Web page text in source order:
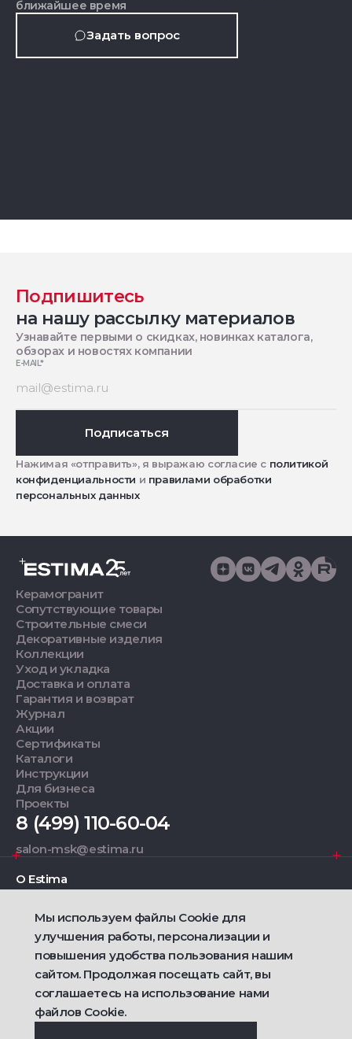
ближайшее время
Задать вопрос
Подпишитесь
на нашу рассылку материалов
Узнавайте первыми о скидках, новинках каталога,
обзорах и новостях компании
E-MAIL*
Подписаться
Нажимая «отправить», я выражаю согласие с политикой
конфиденциальности и правилами обработки
персональных данных
Керамогранит
Сопутствующие товары
Строительные смеси
Декоративные изделия
Коллекции
Уход и укладка
Доставка и оплата
Гарантия и возврат
Журнал
Акции
Сертификаты
Каталоги
Инструкции
Для бизнеса
Проекты
8 (499) 110-60-04
salon-msk@estima.ru
О Estima
Дизайнерам
Фирменные салоны
2021 — 2026 © Estima
Политика конфиденциальности
Договор публичной оферты о продаже товаров
Мы используем файлы Cookie для
улучшения работы, персонализации и
повышения удобства пользования нашим
сайтом. Продолжая посещать сайт, вы
соглашаетесь на использование нами
файлов Cookie.